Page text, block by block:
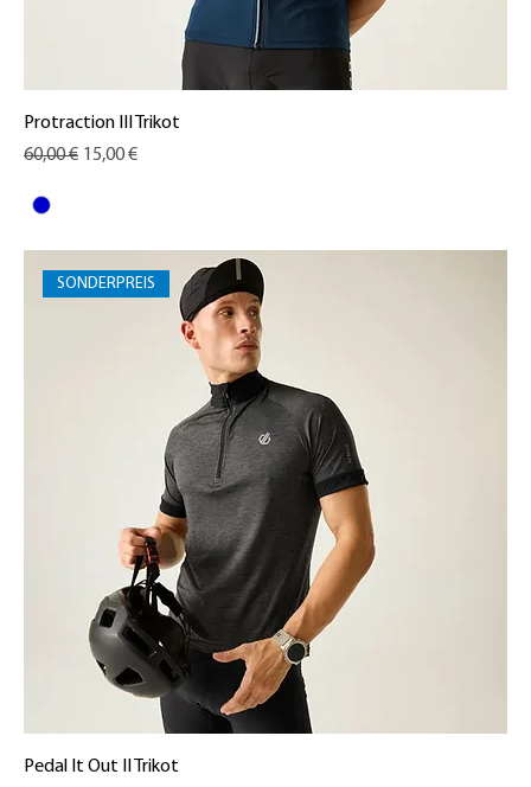
Protraction III Trikot
Standardpreis
60,00 € Sale-Preis
15,00 €
SONDERPREIS
Pedal It Out II Trikot